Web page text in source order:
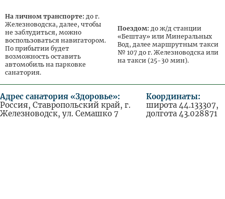
На личном транспорте: до г.
Железноводска, далее, чтобы
не заблудиться, можно
воспользоваться навигатором.
По прибытии будет
возможность оставить
автомобиль на парковке
санатория.
Поездом: до ж/д станции
«Бештау» или Минеральных
Вод, далее маршрутным такси
№ 107 до г. Железноводска или
на такси (25-30 мин).
Адрес санатория «Здоровье»:
Россия, Ставропольский край, г.
Железноводск, ул. Семашко 7
Координаты:
широта 44.133307,
долгота 43.028871